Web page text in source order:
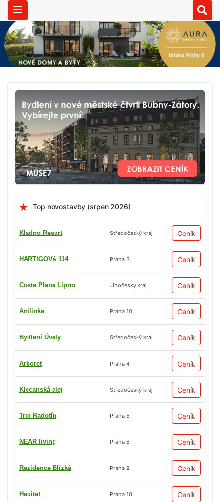
Top novostavby (srpen 2026)
Kladno Resort Středočeský kraj Ceník
HARTIGOVA 114 Praha 3 Ceník
Costa Plana Lipno Jihočeský kraj Ceník
Anilinka Praha 10 Ceník
Bydlení Úvaly Středočeský kraj Ceník
Arboret Praha 4 Ceník
Klecanská alej Středočeský kraj Ceník
Trio Radotín Praha 5 Ceník
NEAR living Praha 8 Ceník
Rezidence Blízká Praha 8 Ceník
Habitat Praha 10 Ceník